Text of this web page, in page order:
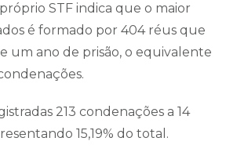
STF indica que o maior
é formado por 404 réus que
um ano de prisão, o equivalente
213 condenações a 14
15,19% do total.